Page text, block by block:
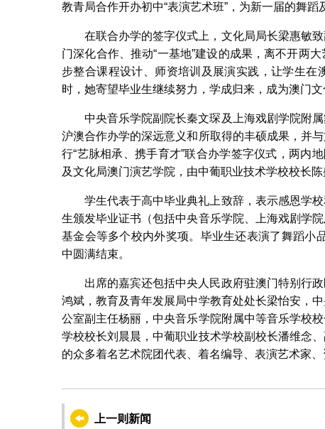
联合
教青局合作开办初中“表演艺术班”，为新一届的舞
在联合办学的签字仪式上，文化局局长梁惠敏
门深化合作、推动“一基地”建设的成果，离不开两
步整合课程设计、师资培训及展演实践，让学生在
时，她寄望毕业生继续努力，学成归来，成为澳门文
中央音乐学院副院长秦文琛及上海戏剧学院附
沪澳合作办学的深远意义和所取得的丰硕成果，并
行“艺脉相承、携手育才”联合办学签字仪式，两内
及文化局澳门演艺学院，由中葡职业技术学校校长
学生代表于高中毕业典礼上致辞，表示感恩学
生颁发毕业证书（包括中央音乐学院、上海戏剧学
基金会等多个校内外奖项。毕业生还表演了舞蹈小
中圆满结束。
出席的嘉宾还包括中央人民政府驻澳门特别行
鸿斌，教育及青年发展局中学教育处处长梁怡安，
公室副主任杨丽，中央音乐学院附属中等音乐学校
学校校长刘晨晨，中葡职业技术学校副校长潘维念
的众多着名艺术院团代表、着名编导、表演艺术家、
上一则新闻